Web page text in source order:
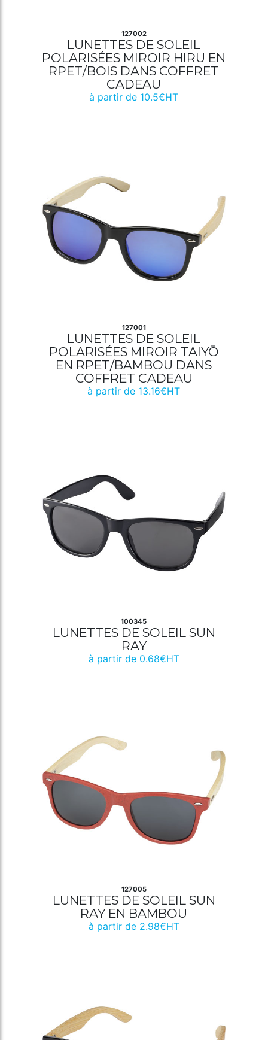
127002
LUNETTES DE SOLEIL
POLARISÉES MIROIR HIRU EN
RPET/BOIS DANS COFFRET
CADEAU
à partir de 10.5€HT
127001
LUNETTES DE SOLEIL
POLARISÉES MIROIR TAIYŌ
EN RPET/BAMBOU DANS
COFFRET CADEAU
à partir de 13.16€HT
100345
LUNETTES DE SOLEIL SUN
RAY
à partir de 0.68€HT
127005
LUNETTES DE SOLEIL SUN
RAY EN BAMBOU
à partir de 2.98€HT